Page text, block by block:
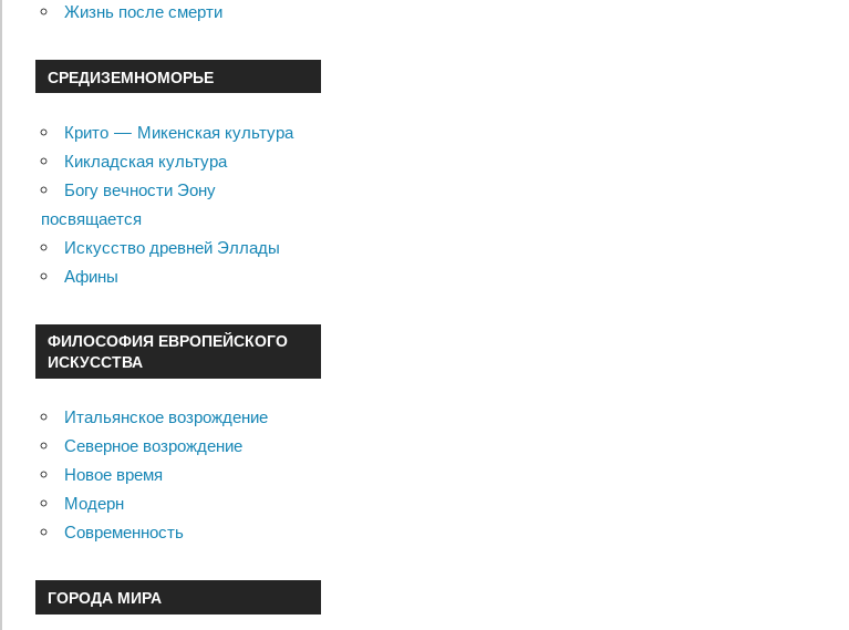
Жизнь после смерти
СРЕДИЗЕМНОМОРЬЕ
Крито — Микенская культура
Кикладская культура
Богу вечности Эону
посвящается
Искусство древней Эллады
Афины
ФИЛОСОФИЯ ЕВРОПЕЙСКОГО
ИСКУССТВА
Итальянское возрождение
Северное возрождение
Новое время
Модерн
Современность
ГОРОДА МИРА